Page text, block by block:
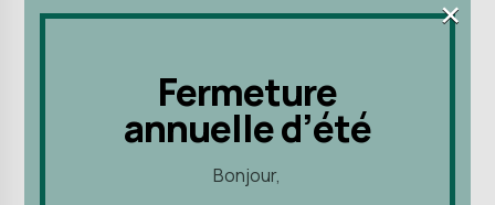
Fermeture
annuelle d’été
Bonjour,
×
Fermeture
annuelle d’été
Bonjour,
×